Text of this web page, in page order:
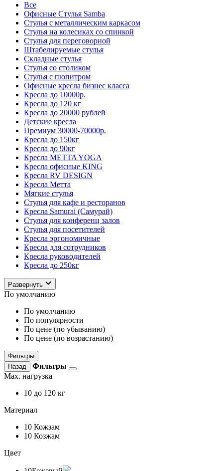
Все
Офисные Стулья Samba
Стулья с металлическим каркасом
Стулья на колесиках со спинкой
Стулья для переговорной
Штабелируемые стулья
Складные стулья
Стулья со столиком
Стулья с пюпитром
Офисные кресла бизнес класса
Кресла до 10000р.
Кресла до 120 кг
Кресла до 20000 рублей
Детские кресла
Премиум 30000-70000р.
Кресла до 150кг
Кресла до 90кг
Кресла METTA YOGA
Кресла офисные KING
Кресла RV DESIGN
Кресла Метта
Мягкие стулья
Стулья для кафе и ресторанов
Кресла Samurai (Самурай)
Стулья для конференц залов
Стулья для посетителей
Кресла эргономичные
Кресла для сотрудников
Кресла руководителей
Кресла до 250кг
Развернуть
По умолчанию
По умолчанию
По популярности
По цене (по убыванию)
По цене (по возрастанию)
Фильтры
Назад
Фильтры
Max. нагрузка
10 до 120 кг
Материал
10 Кожзам
10 Козжам
Цвет